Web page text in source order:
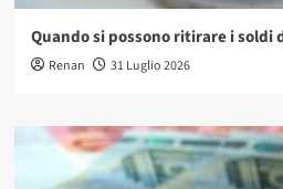
Quando si possono ritirare i soldi
Renan 31 Luglio 2026